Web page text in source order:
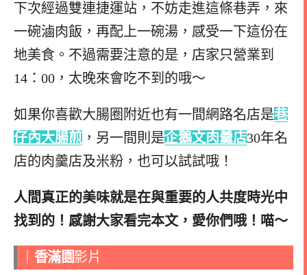
下次經過雙連捷運站，不妨走進這條巷弄，來
一碗滷肉飯，再配上一碗湯，感受一下這份在
地美食。不過需要注意的是，店家只營業到
14：00，太晚來會吃不到的哦～
如果你喜歡大腸圈附近也有一間網路名店是巷
仔內大腸煎 ，另一間則是企鵝文肉羹店30年名
店的肉羹店及米粉，也可以試試哦！
人間真正的美味就是在與重要的人共度時光中
找到的！感謝大家看完本文，愛你們哦！喵～
香滿園影片